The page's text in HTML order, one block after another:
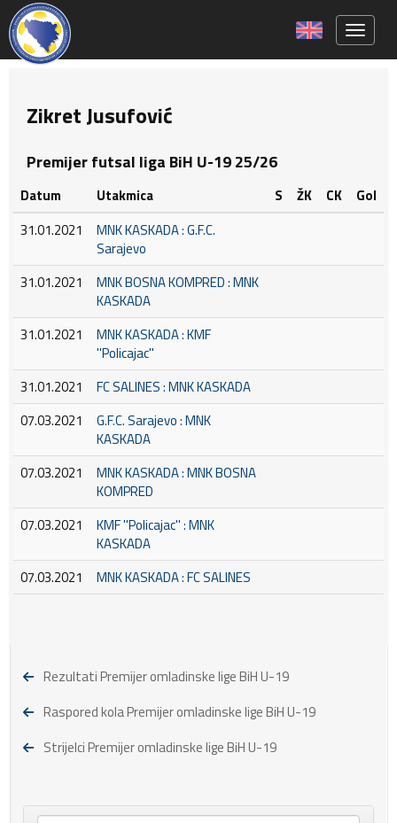
Zikret Jusufović
Premijer futsal liga BiH U-19 25/26
Datum Utakmica S ŽK CK
Gol
31.01.2021
MNK KASKADA : G.F.C.
Sarajevo
31.01.2021
MNK BOSNA KOMPRED : MNK
KASKADA
31.01.2021
MNK KASKADA : KMF
''Policajac''
31.01.2021
FC SALINES : MNK KASKADA
07.03.2021
G.F.C. Sarajevo : MNK
KASKADA
07.03.2021
MNK KASKADA : MNK BOSNA
KOMPRED
07.03.2021
KMF ''Policajac'' : MNK
KASKADA
07.03.2021
MNK KASKADA : FC SALINES
Rezultati Premijer omladinske lige BiH U-19
Raspored kola Premijer omladinske lige BiH U-19
Strijelci Premijer omladinske lige BiH U-19